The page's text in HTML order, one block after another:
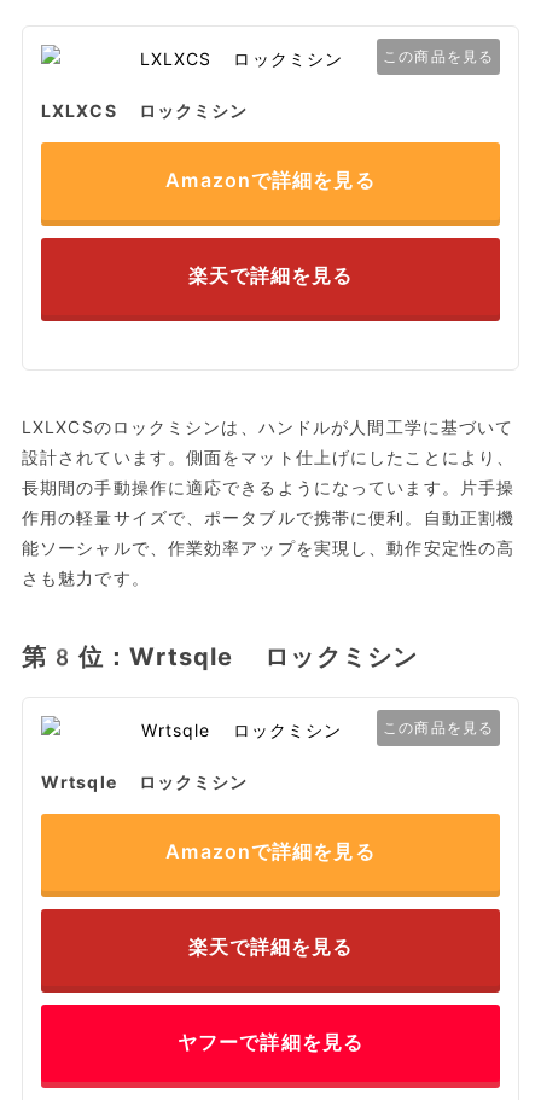
この商品を見る
LXLXCS ロックミシン
Amazonで詳細を見る
楽天で詳細を見る
LXLXCSのロックミシンは、ハンドルが人間工学に基づいて
設計されています。側面をマット仕上げにしたことにより、
長期間の手動操作に適応できるようになっています。片手操
作用の軽量サイズで、ポータブルで携帯に便利。自動正割機
能ソーシャルで、作業効率アップを実現し、動作安定性の高
さも魅力です。
第8位：Wrtsqle ロックミシン
この商品を見る
Wrtsqle ロックミシン
Amazonで詳細を見る
楽天で詳細を見る
ヤフーで詳細を見る